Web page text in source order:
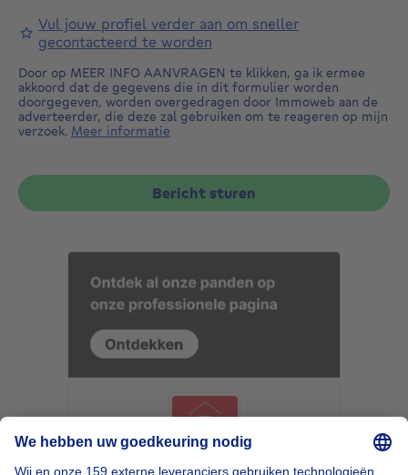
Vul jouw profiel verder aan om sneller
gecontacteerd te worden
Door op MEER INFO AANVRAGEN te klikken, ga ik ermee
akkoord dat de gegevens die in dit formulier worden
doorgegeven, worden overgedragen door Immoweb aan de
adverteerder, die deze zal gebruiken om te reageren op mijn
verzoek. Meer informatie
Bericht sturen